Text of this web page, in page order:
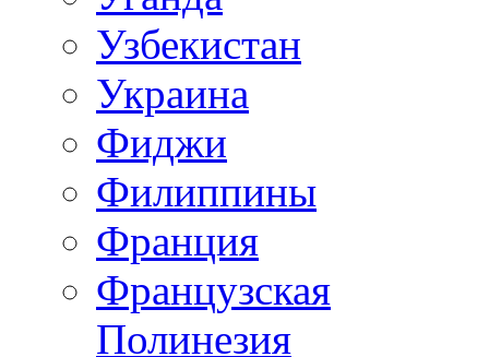
Узбекистан
Украина
Фиджи
Филиппины
Франция
Французская
Полинезия